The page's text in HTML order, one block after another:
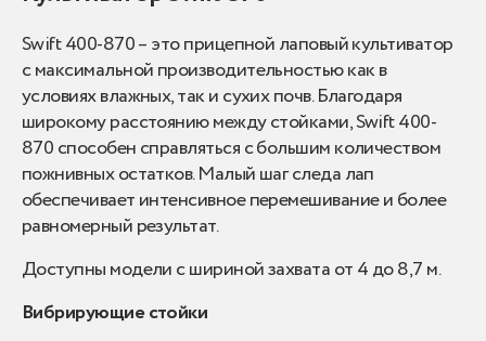
Swift 400-870 – это прицепной лаповый культиватор
с максимальной производительностью как в
условиях влажных, так и сухих почв. Благодаря
широкому расстоянию между стойками, Swift 400-
870 способен справляться с большим количеством
пожнивных остатков. Малый шаг следа лап
обеспечивает интенсивное перемешивание и более
равномерный результат.
Доступны модели с шириной захвата от 4 до 8,7 м.
Вибрирующие стойки